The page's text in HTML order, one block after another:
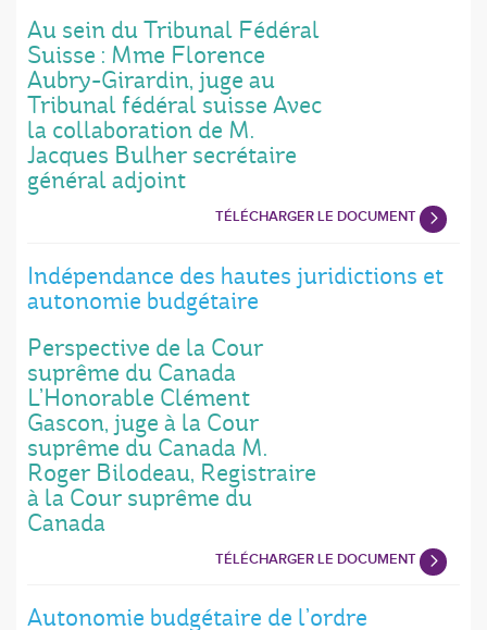
Au sein du Tribunal Fédéral
Suisse : Mme Florence
Aubry-Girardin, juge au
Tribunal fédéral suisse Avec
la collaboration de M.
Jacques Bulher secrétaire
général adjoint
TÉLÉCHARGER LE DOCUMENT
Indépendance des hautes juridictions et
autonomie budgétaire
Perspective de la Cour
suprême du Canada
L’Honorable Clément
Gascon, juge à la Cour
suprême du Canada M.
Roger Bilodeau, Registraire
à la Cour suprême du
Canada
TÉLÉCHARGER LE DOCUMENT
Autonomie budgétaire de l’ordre